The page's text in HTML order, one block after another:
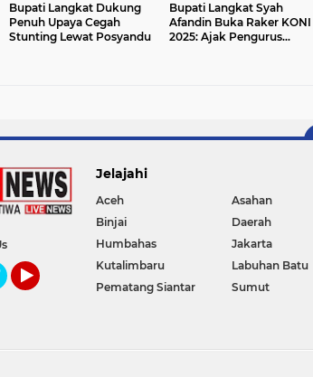
Bupati Langkat Dukung
Penuh Upaya Cegah
Stunting Lewat Posyandu
Bupati Langkat Syah
Afandin Buka Raker KONI
2025: Ajak Pengurus
Jelajahi
Aceh Asahan
Binjai
Daerah
Humbahas
Jakarta
Kutalimbaru
Labuhan Batu
Pematang Siantar
Sumut